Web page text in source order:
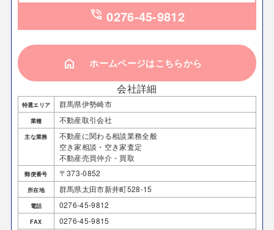
phone_in_talk 0276-45-9812
home ホームページはこちらから
会社詳細
特選エリア 群馬県伊勢崎市
業種 不動産取引会社
主な業務
不動産に関わる相談業務全般
空き家相談・空き家査定
不動産売買仲介・買取
郵便番号 〒373-0852
所在地 群馬県太田市新井町528-15
電話 0276-45-9812
FAX 0276-45-9815